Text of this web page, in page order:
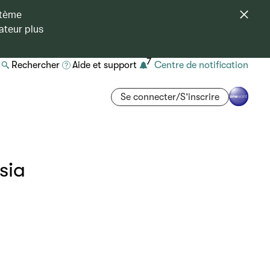
plus
Rechercher Aide et support 7 Centre de notification
Se connecter/S’inscrire